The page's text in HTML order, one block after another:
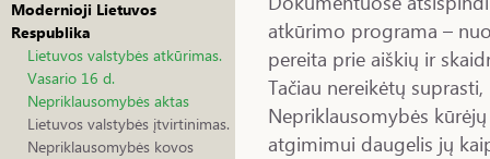
Modernioji Lietuvos
Respublika
Lietuvos valstybės atkūrimas.
Vasario 16 d.
Nepriklausomybės aktas
Lietuvos valstybės įtvirtinimas.
Nepriklausomybės kovos
atkūrimo programa –
pereita prie aiškių ir
Tačiau nereikėtų
Nepriklausomybės
atgimimui daugelis jų